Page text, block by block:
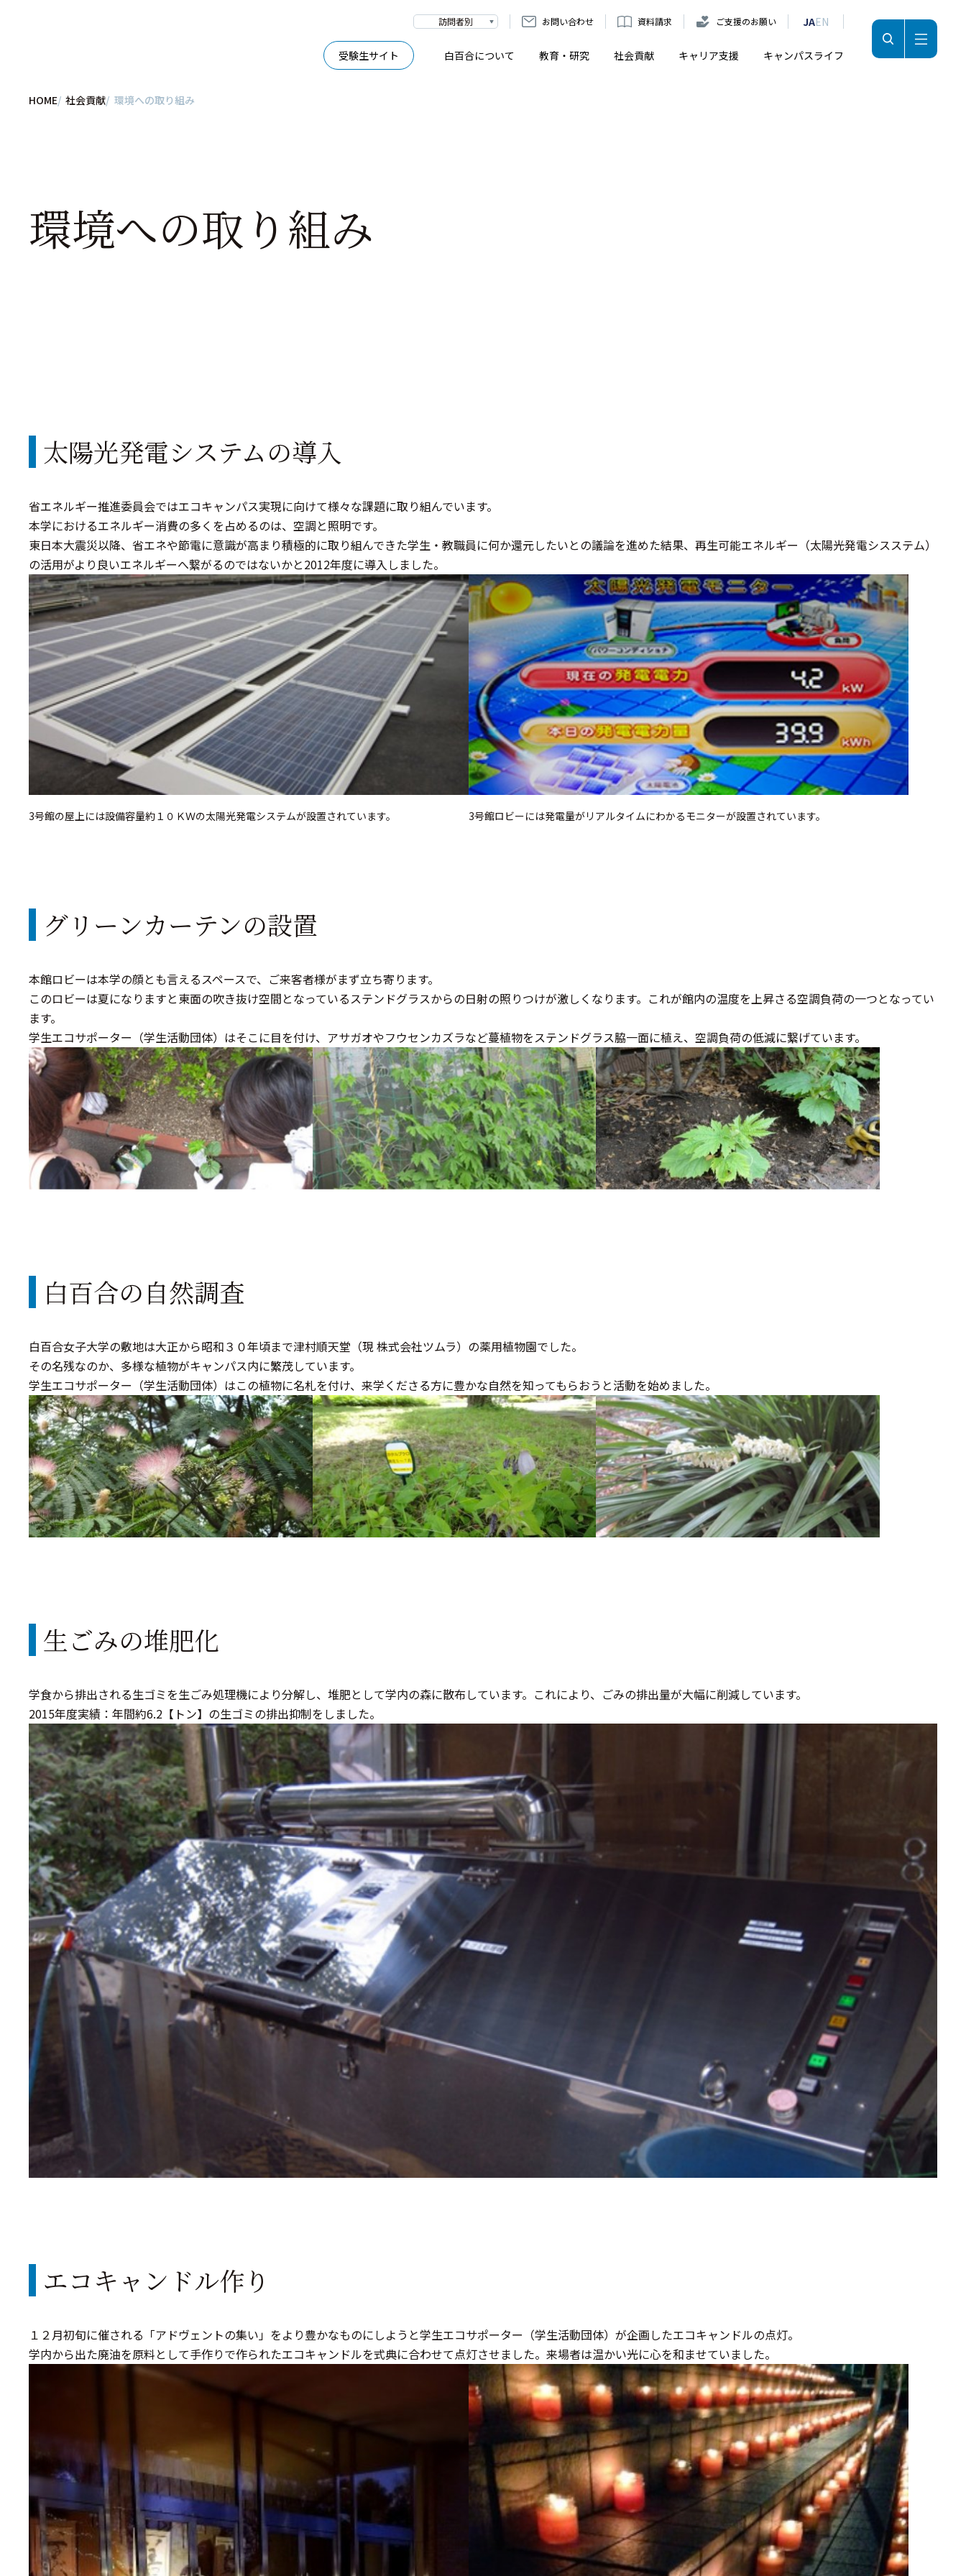
訪問者別 お問い合わせ 資料請求 ご支援のお願い JAEN
受験生サイト 白百合について 教育・研究 社会貢献 キャリア支援 キャンパスライフ
HOME 社会貢献 環境への取り組み
環境への取り組み
太陽光発電システムの導入
省エネルギー推進委員会ではエコキャンパス実現に向けて様々な課題に取り組んでいます。
本学におけるエネルギー消費の多くを占めるのは、空調と照明です。
東日本大震災以降、省エネや節電に意識が高まり積極的に取り組んできた学生・教職員に何か還元したいとの議論を進めた結果、再生可能エネルギー（太陽光発電シスステム）
の活用がより良いエネルギーへ繋がるのではないかと2012年度に導入しました。
3号館の屋上には設備容量約１０ＫＷの太陽光発電システムが設置されています。 3号館ロビーには発電量がリアルタイムにわかるモニターが設置されています。
グリーンカーテンの設置
本館ロビーは本学の顔とも言えるスペースで、ご来客者様がまず立ち寄ります。
このロビーは夏になりますと東面の吹き抜け空間となっているステンドグラスからの日射の照りつけが激しくなります。これが館内の温度を上昇さる空調負荷の一つとなってい
ます。
学生エコサポーター（学生活動団体）はそこに目を付け、アサガオやフウセンカズラなど蔓植物をステンドグラス脇一面に植え、空調負荷の低減に繋げています。
白百合の自然調査
白百合女子大学の敷地は大正から昭和３０年頃まで津村順天堂（現 株式会社ツムラ）の薬用植物園でした。
その名残なのか、多様な植物がキャンパス内に繁茂しています。
学生エコサポーター（学生活動団体）はこの植物に名札を付け、来学くださる方に豊かな自然を知ってもらおうと活動を始めました。
生ごみの堆肥化
学食から排出される生ゴミを生ごみ処理機により分解し、堆肥として学内の森に散布しています。これにより、ごみの排出量が大幅に削減しています。
2015年度実績：年間約6.2【トン】の生ゴミの排出抑制をしました。
エコキャンドル作り
１２月初旬に催される「アドヴェントの集い」をより豊かなものにしようと学生エコサポーター（学生活動団体）が企画したエコキャンドルの点灯。
学内から出た廃油を原料として手作りで作られたエコキャンドルを式典に合わせて点灯させました。来場者は温かい光に心を和ませていました。